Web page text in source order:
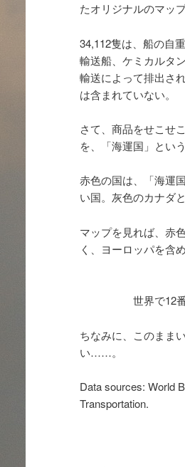
たオリジナルのマッ
34,112隻は、船の自
輸送船、ケミカルタ
輸送によって排出さ
は含まれていない。
さて、商品をせこせ
を、「海運国」とい
赤色の国は、「海運
い国。灰色のカナダ
マップを見れば、赤
く、ヨーロッパを含
世界で12
ちなみに、このまま
い……。
Data sources: World
Transportation.